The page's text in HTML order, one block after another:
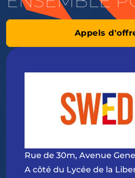
Appels
Rue de 30m, Avenue
A côté du Lycée de la